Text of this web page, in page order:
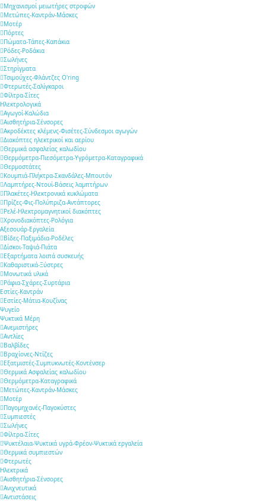
Μηχανισμοί μειωτήρες στροφών
Μετώπες-Καντράν-Μάσκες
Μοτέρ
Πόρτες
Πώματα-Τάπες-Καπάκια
Ρόδες-Ροδάκια
Σωλήνες
Στηρίγματα
Τσιμούχες-Φλάντζες O'ring
Φτερωτές-Σαλίγκαροι
Φίλτρα-Σίτες
Ηλεκτρολογικά
Αγωγοί-Καλώδια
Αισθητήρια-Σένσορες
Ακροδέκτες κλέμενς-Φισέτες-Σύνδεσμοι αγωγών
Διακόπτες ηλεκτρικοί και αερίου
Θερμικά ασφαλείας καλωδίου
Θερμόμετρα-Πιεσόμετρα-Υγρόμετρα-Καταγραφικά
Θερμοστάτες
Κουμπιά-Πλήκτρα-Σκανδάλες-Μπουτόν
Λαμπτήρες-Ντουί-Βάσεις λαμπτήρων
Πλακέτες-Ηλεκτρονικά κυκλώματα
Πρίζες-Φις-Πολύπριζα-Αντάπτορες
Ρελέ-Ηλεκτρομαγνητικοί διακόπτες
Χρονοδιακόπτες-Ρολόγια
Αξεσουάρ-Εργαλεία
Βίδες-Παξιμάδια-Ροδέλες
Δίσκοι-Ταψιά-Πιάτα
Εξαρτήματα λοιπά συσκευής
Καθαριστικά-Ξύστρες
Μονωτικά υλικά
Ράφια-Σχάρες-Συρτάρια
Εστίες-Καντράν
Εστίες-Μάτια-Κουζίνας
Ψυγείο
Ψυκτικά Μέρη
Ανεμιστήρες
Αντλίες
Βαλβίδες
Βραχίονες-Ντίζες
Εξατμιστές-Συμπυκνωτές-Κοντένσερ
Θερμικά Ασφαλείας καλωδίου
Θερμόμετρα-Καταγραφικά
Μετώπες-Καντράν-Μάσκες
Μοτέρ
Παγομηχανές-Παγοκύστες
Συμπιεστές
Σωλήνες
Φίλτρα-Σίτες
Ψυκτέλαια-Ψυκτικά υγρά-Φρέον-Ψυκτικά εργαλεία
Θερμικά συμπιεστών
Φτερωτές
Ηλεκτρικά
Αισθητήρια-Σένσορες
Aνιχνευτικά
Αντιστάσεις